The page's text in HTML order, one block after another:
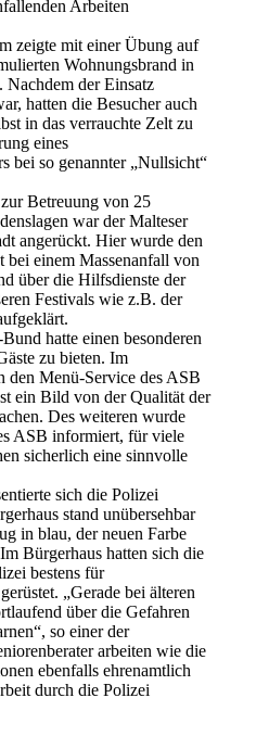
Arbeiten
zeigte mit einer Übung auf
Wohnungsbrand in
Nachdem der Einsatz
hatten die Besucher auch
in das verrauchte Zelt zu
eines
bei so genannter „Nullsicht“
Betreuung von 25
war der Malteser
angerückt. Hier wurde den
bei einem Massenanfall von
über die Hilfsdienste der
Festivals wie z.B. der
hatte einen besonderen
zu bieten. Im
den Menü-Service des ASB
ein Bild von der Qualität der
Des weiteren wurde
ASB informiert, für viele
sicherlich eine sinnvolle
sich die Polizei
stand unübersehbar
in blau, der neuen Farbe
Bürgerhaus hatten sich die
bestens für
„Gerade bei älteren
über die Gefahren
so einer der
arbeiten wie die
ebenfalls ehrenamtlich
durch die Polizei